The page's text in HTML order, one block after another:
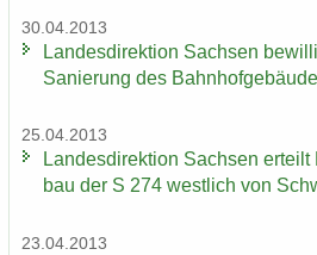
30.04.2013
Lan­des­di­rek­ti­on Sach­sen
Sa­nie­rung des
25.04.2013
Lan­des­di­rek­ti­on Sach­sen
bau der S 274 west­lich von
23.04.2013